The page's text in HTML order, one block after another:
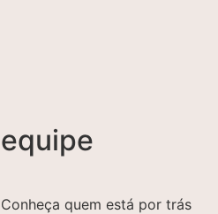
equipe
Conheça quem está por trás